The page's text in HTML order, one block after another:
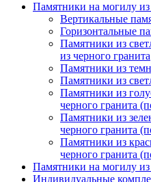
Памятники на могилу из
Вертикальные
Горизонтальные
Памятники из
из черного гранита
Памятники из
Памятники из
Памятники из
черного гранита
Памятники из
черного гранита
Памятники из
черного гранита
Памятники на могилу
Индивидуальные